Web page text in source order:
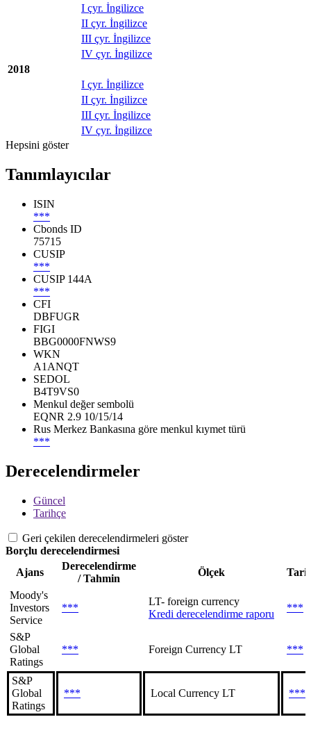
I çyr. İngilizce
II çyr. İngilizce
III çyr. İngilizce
IV çyr. İngilizce
2018
I çyr. İngilizce
II çyr. İngilizce
III çyr. İngilizce
IV çyr. İngilizce
Hepsini göster
Tanımlayıcılar
ISIN
***
Cbonds ID
75715
CUSIP
***
CUSIP 144A
***
CFI
DBFUGR
FIGI
BBG0000FNWS9
WKN
A1ANQT
SEDOL
B4T9VS0
Menkul değer sembolü
EQNR 2.9 10/15/14
Rus Merkez Bankasına göre menkul kıymet türü
***
Derecelendirmeler
Güncel
Tarihçe
Geri çekilen derecelendirmeleri göster
Borçlu derecelendirmesi
Ajans
Derecelendirme
/ Tahmin
Ölçek
Moody's
Investors
Service
***
LT- foreign currency
Kredi derecelendirme raporu
***
S&P
Global
Ratings
*** Foreign Currency LT ***
S&P
Global
Ratings
*** Local Currency LT ***